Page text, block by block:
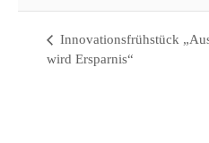
Innovationsfrühstück
wird Ersparnis“